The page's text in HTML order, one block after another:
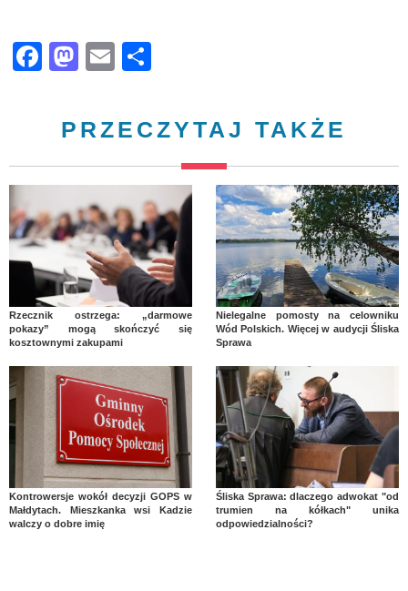
Facebook
Mastodon
Email
PRZECZYTAJ TAKŻE
Rzecznik ostrzega: „darmowe
pokazy” mogą skończyć się
kosztownymi zakupami
Nielegalne pomosty na celowniku
Wód Polskich. Więcej w audycji Śliska
Sprawa
Kontrowersje wokół decyzji GOPS w
Małdytach. Mieszkanka wsi Kadzie
walczy o dobre imię
Śliska Sprawa: dlaczego adwokat "od
trumien na kółkach" unika
odpowiedzialności?